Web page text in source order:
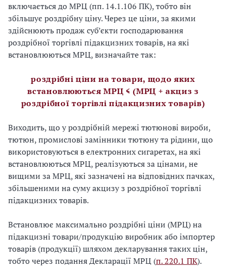
включається до МРЦ (пп. 14.1.106 ПК), тобто він
збільшує роздрібну ціну. Через це ціни, за якими
здійснюють продаж суб’єкти господарювання
роздрібної торгівлі підакцизних товарів, на які
встановлюються МРЦ, визначайте так:
роздрібні ціни на товари, щодо яких
встановлюються МРЦ ≤ (МРЦ + акциз з
роздрібної торгівлі підакцизних товарів)
Виходить, що у роздрібній мережі тютюнові вироби,
тютюн, промислові замінники тютюну та рідини, що
використовуються в електронних сигаретах, на які
встановлюються МРЦ, реалізуються за цінами, не
вищими за МРЦ, які зазначені на відповідних пачках,
збільшеними на суму акцизу з роздрібної торгівлі
підакцизних товарів.
Встановлює максимально роздрібні ціни (МРЦ) на
підакцизні товари/продукцію виробник або імпортер
товарів (продукції) шляхом декларування таких цін,
тобто через подання Декларації МРЦ (п. 220.1 ПК).